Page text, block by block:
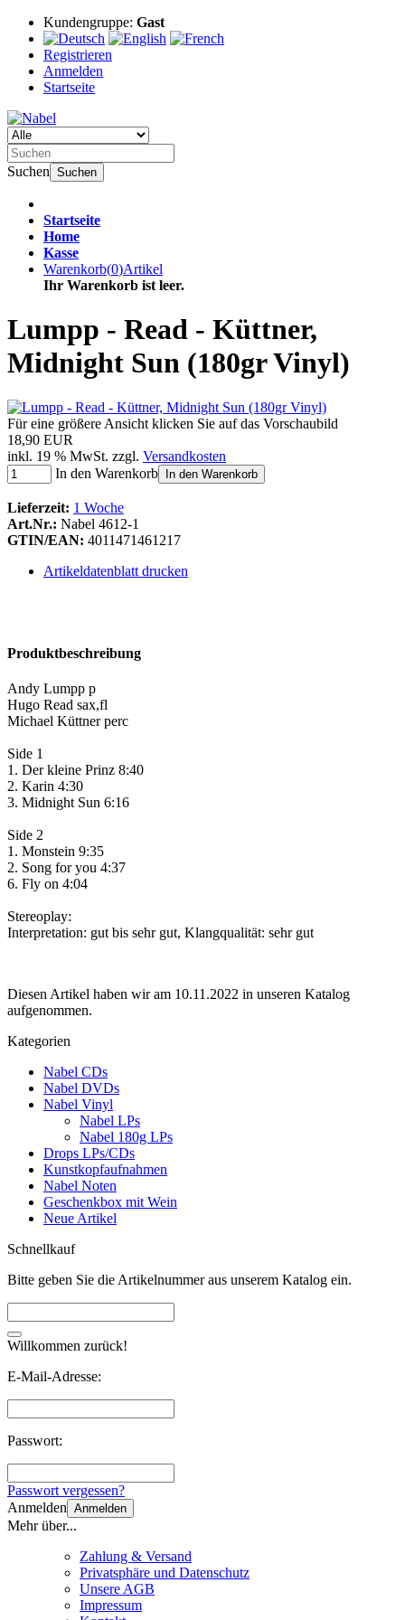
Kundengruppe: Gast
Registrieren
Anmelden
Startseite
Suchen Suchen
Startseite
Home
Kasse
Warenkorb(0)Artikel
Ihr Warenkorb ist leer.
Lumpp - Read - Küttner,
Midnight Sun (180gr Vinyl)
Für eine größere Ansicht klicken Sie auf das Vorschaubild
18,90 EUR
inkl. 19 % MwSt. zzgl. Versandkosten
In den Warenkorb
In den Warenkorb
Lieferzeit: 1 Woche
Art.Nr.: Nabel 4612-1
GTIN/EAN: 4011471461217
Artikeldatenblatt drucken
Produktbeschreibung
Andy Lumpp p
Hugo Read sax,fl
Michael Küttner perc
Side 1
1. Der kleine Prinz 8:40
2. Karin 4:30
3. Midnight Sun 6:16
Side 2
1. Monstein 9:35
2. Song for you 4:37
6. Fly on 4:04
Stereoplay:
Interpretation: gut bis sehr gut, Klangqualität: sehr gut
Diesen Artikel haben wir am 10.11.2022 in unseren Katalog
aufgenommen.
Kategorien
Nabel CDs
Nabel DVDs
Nabel Vinyl
Nabel LPs
Nabel 180g LPs
Drops LPs/CDs
Kunstkopfaufnahmen
Nabel Noten
Geschenkbox mit Wein
Neue Artikel
Schnellkauf
Bitte geben Sie die Artikelnummer aus unserem Katalog ein.
Willkommen zurück!
E-Mail-Adresse:
Passwort:
Passwort vergessen?
Anmelden Anmelden
Mehr über...
Zahlung & Versand
Privatsphäre und Datenschutz
Unsere AGB
Impressum